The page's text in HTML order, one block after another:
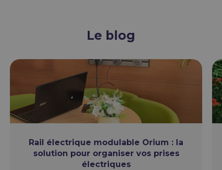
Le blog
Rail électrique modulable Orium : la
solution pour organiser vos prises
électriques